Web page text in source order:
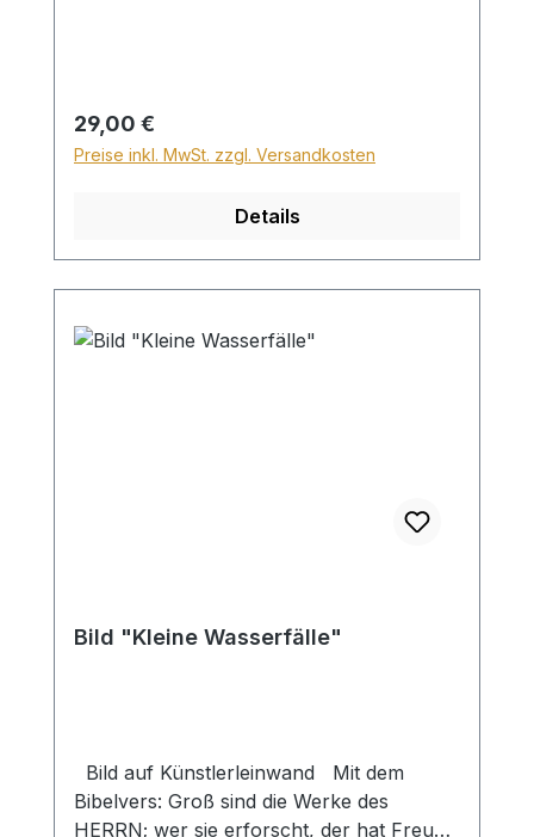
Sperrgutzuschlag 30€.
Regulärer Preis:
29,00 €
Preise inkl. MwSt. zzgl. Versandkosten
Details
Bild "Kleine Wasserfälle"
Bild auf Künstlerleinwand Mit dem
Bibelvers: Groß sind die Werke des
HERRN; wer sie erforscht, der hat Freude